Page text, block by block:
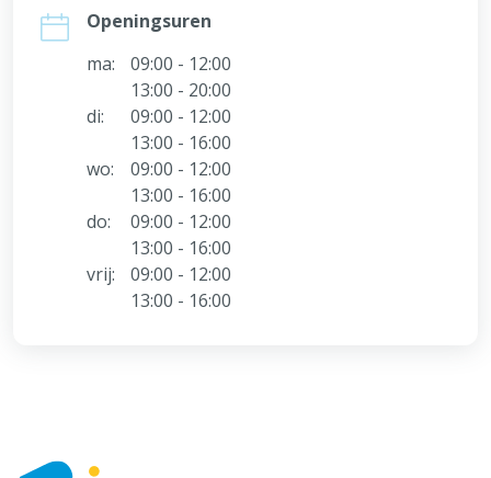
Openingsuren
ma:
09:00 - 12:00
13:00 - 20:00
di:
09:00 - 12:00
13:00 - 16:00
wo:
09:00 - 12:00
13:00 - 16:00
do:
09:00 - 12:00
13:00 - 16:00
vrij:
09:00 - 12:00
13:00 - 16:00